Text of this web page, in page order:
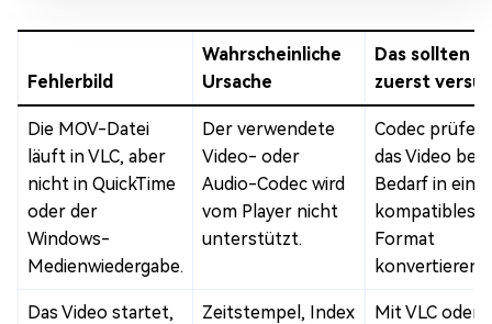
Fehlerbild
Wahrscheinliche
Ursache
Das sollten
zuerst
Die MOV-Datei
läuft in VLC, aber
nicht in QuickTime
oder der
Windows-
Medienwiedergabe.
Der verwendete
Video- oder
Audio-Codec wird
vom Player nicht
unterstützt.
Codec prüfen
das Video bei
Bedarf in ein
kompatibles
Format
konvertieren.
Das Video startet,
Zeitstempel, Index
Mit VLC oder